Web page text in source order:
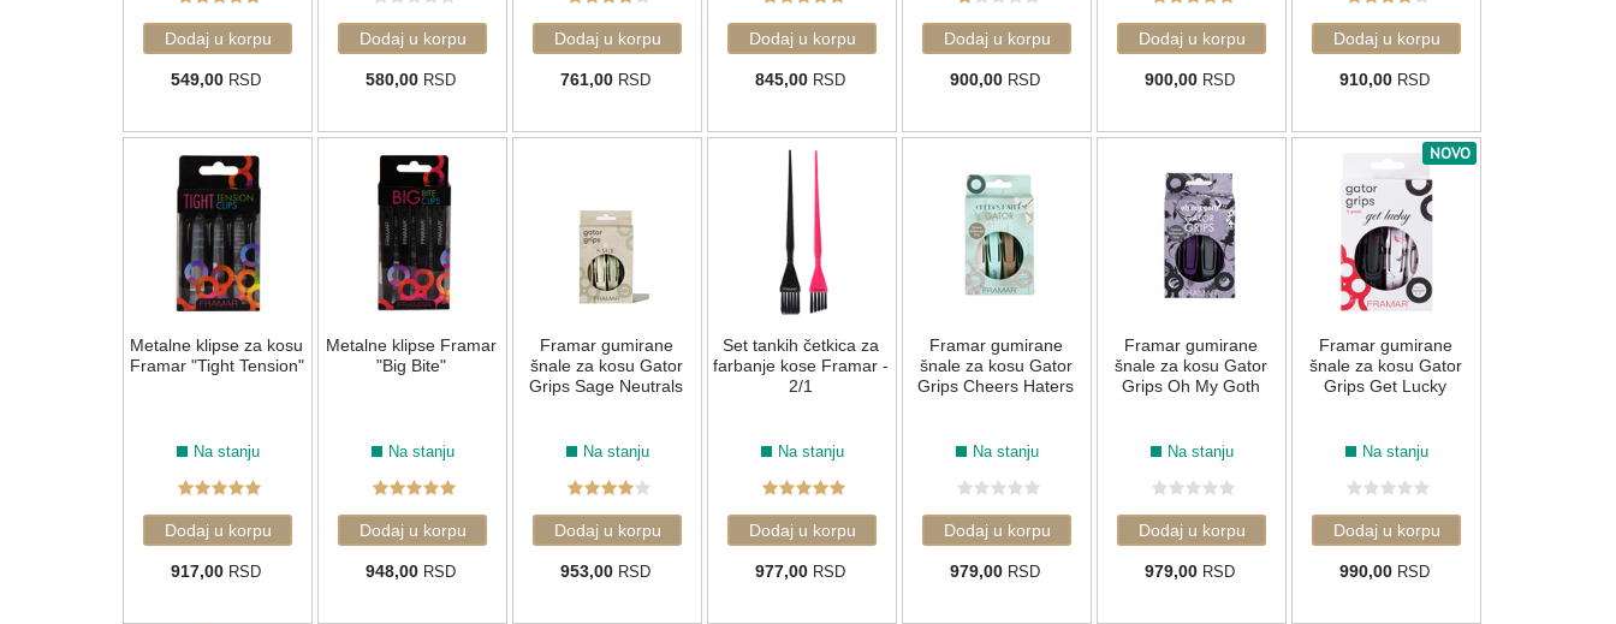
549,00 RSD 580,00 RSD 761,00 RSD 845,00 RSD 900,00 RSD 900,00 RSD 910,00 RSD
Metalne klipse za kosu
Framar "Tight Tension"
Na stanju
917,00 RSD
Metalne klipse Framar
"Big Bite"
Na stanju
948,00 RSD
Framar gumirane
šnale za kosu Gator
Grips Sage Neutrals
Na stanju
953,00 RSD
Set tankih četkica za
farbanje kose Framar -
2/1
Na stanju
977,00 RSD
Framar gumirane
šnale za kosu Gator
Grips Cheers Haters
Na stanju
979,00 RSD
Framar gumirane
šnale za kosu Gator
Grips Oh My Goth
Na stanju
979,00 RSD
NOVO
Framar gumirane
šnale za kosu Gator
Grips Get Lucky
Na stanju
990,00 RSD